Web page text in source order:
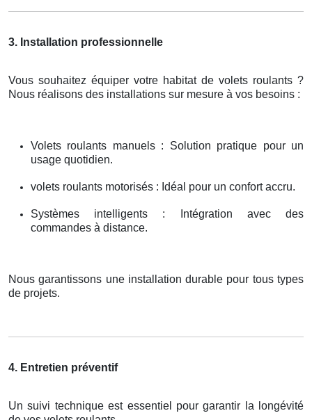
3. Installation professionnelle
Vous souhaitez équiper votre habitat de volets roulants ?
Nous réalisons des installations sur mesure à vos besoins :
Volets roulants manuels : Solution pratique pour un
usage quotidien.
volets roulants motorisés : Idéal pour un confort accru.
Systèmes intelligents : Intégration avec des
commandes à distance.
Nous garantissons une installation durable pour tous types
de projets.
4. Entretien préventif
Un suivi technique est essentiel pour garantir la longévité